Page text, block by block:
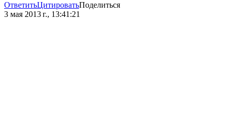
ОтветитьЦитироватьПоделиться
3 мая 2013 г., 13:41:21